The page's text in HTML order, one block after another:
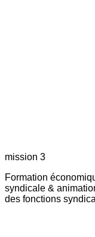
mission 3
Formation
syndicale &
des fonctions